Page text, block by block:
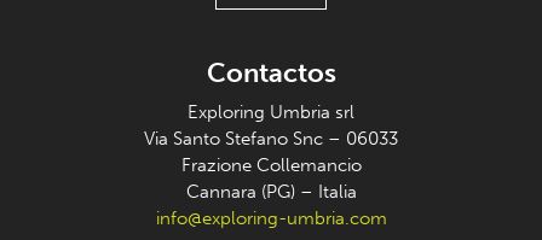
Contactos
Exploring Umbria srl
Via Santo Stefano Snc – 06033
Frazione Collemancio
Cannara (PG) – Italia
info@exploring-umbria.com